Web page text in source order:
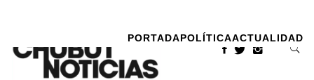
contenido
PORTADAPOLÍTICAACTUALIDAD